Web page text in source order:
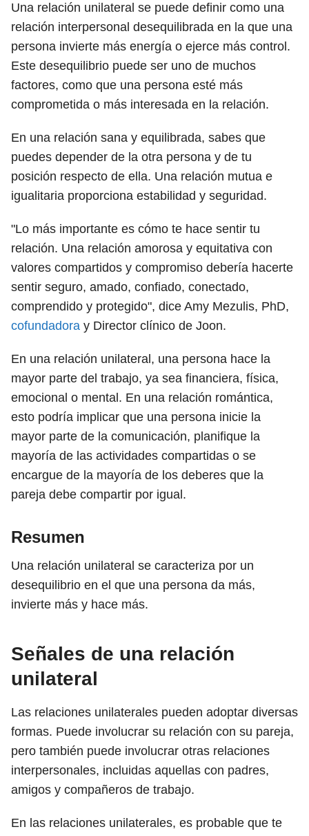
Una relación unilateral se puede definir como una
relación interpersonal desequilibrada en la que una
persona invierte más energía o ejerce más control.
Este desequilibrio puede ser uno de muchos
factores, como que una persona esté más
comprometida o más interesada en la relación.
En una relación sana y equilibrada, sabes que
puedes depender de la otra persona y de tu
posición respecto de ella. Una relación mutua e
igualitaria proporciona estabilidad y seguridad.
"Lo más importante es cómo te hace sentir tu
relación. Una relación amorosa y equitativa con
valores compartidos y compromiso debería hacerte
sentir seguro, amado, confiado, conectado,
comprendido y protegido", dice Amy Mezulis, PhD,
cofundadora y Director clínico de Joon.
En una relación unilateral, una persona hace la
mayor parte del trabajo, ya sea financiera, física,
emocional o mental. En una relación romántica,
esto podría implicar que una persona inicie la
mayor parte de la comunicación, planifique la
mayoría de las actividades compartidas o se
encargue de la mayoría de los deberes que la
pareja debe compartir por igual.
Resumen
Una relación unilateral se caracteriza por un
desequilibrio en el que una persona da más,
invierte más y hace más.
Señales de una relación
unilateral
Las relaciones unilaterales pueden adoptar diversas
formas. Puede involucrar su relación con su pareja,
pero también puede involucrar otras relaciones
interpersonales, incluidas aquellas con padres,
amigos y compañeros de trabajo.
En las relaciones unilaterales, es probable que te